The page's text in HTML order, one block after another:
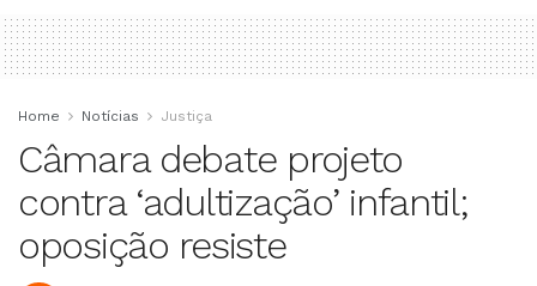
Home Notícias Justiça
Câmara debate projeto
contra ‘adultização’ infantil;
oposição resiste